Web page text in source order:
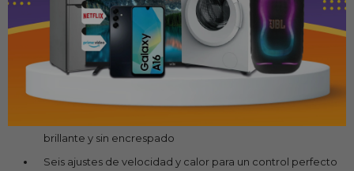
veces por sesión para adaptar el calor y preservar la
hidratación natural, logrando hasta un 85 % de humedad
retenida después de 5 min de uso
Protección de la humedad perfecta con sensor exclusivo
brillante y sin encrespado
Seis ajustes de velocidad y calor para un control perfecto